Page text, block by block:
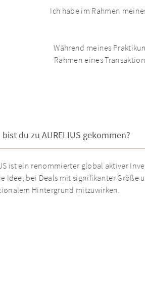
Ich habe im Rahmen
Während meines
Rahmen eines
du zu AURELIUS gekommen?
ist ein renommierter global aktiver
Idee, bei Deals mit signifikanter Größe
Hintergrund mitzuwirken.